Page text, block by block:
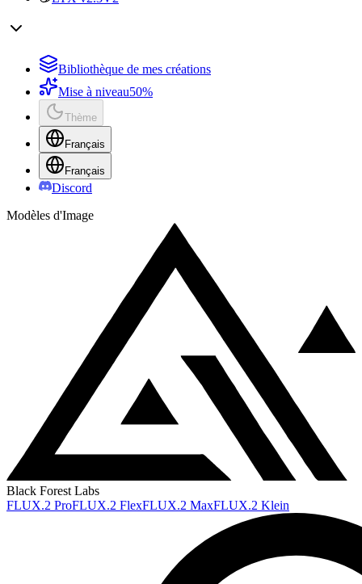
Bibliothèque de mes créations
Mise à niveau50%
Thème
Français
Français
Discord
Modèles d'Image
Black Forest Labs
FLUX.2 ProFLUX.2 FlexFLUX.2 MaxFLUX.2 Klein